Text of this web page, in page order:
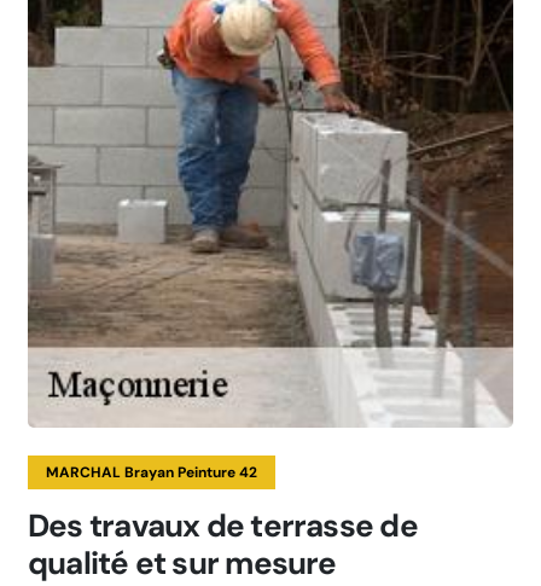
MARCHAL Brayan Peinture 42
Des travaux de terrasse de
qualité et sur mesure